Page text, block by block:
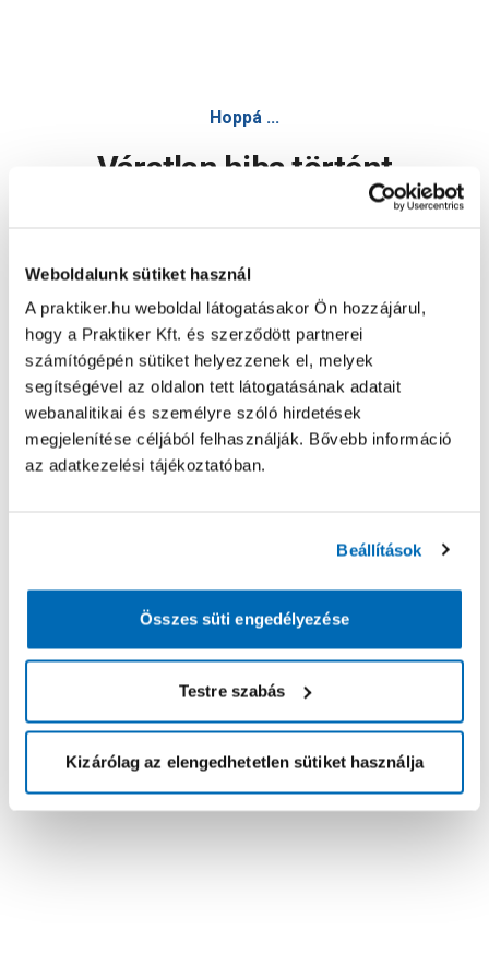
Weboldalunk sütiket használ
A praktiker.hu weboldal látogatásakor Ön hozzájárul,
hogy a Praktiker Kft. és szerződött partnerei
számítógépén sütiket helyezzenek el, melyek
segítségével az oldalon tett látogatásának adatait
webanalitikai és személyre szóló hirdetések
megjelenítése céljából felhasználják. Bővebb információ
az adatkezelési tájékoztatóban.
Beállítások
Összes süti engedélyezése
Testre szabás
Kizárólag az elengedhetetlen sütiket használja
Hoppá ...
Váratlan hiba történt
Oldal újratöltése